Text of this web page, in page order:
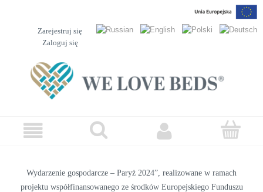
Zarejestruj się
Zaloguj się
Wydarzenie gospodarcze – Paryż 2024”, realizowane w ramach
projektu współfinansowanego ze środków Europejskiego Funduszu